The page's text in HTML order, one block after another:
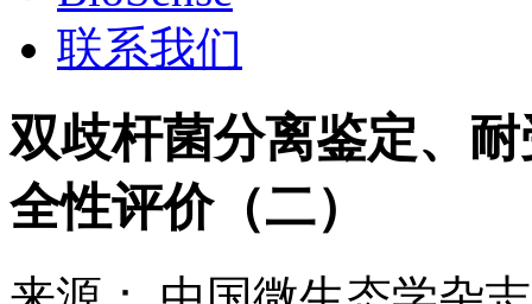
联系我们
双歧杆菌分离鉴定、
全性评价（二）